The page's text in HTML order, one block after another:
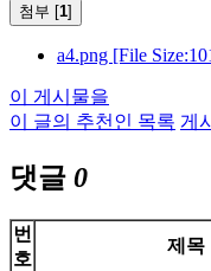
첨부 [1]
a4.png [File
이 게시물을
이 글의 추천인 목록 게
댓글 0
번
호
제목